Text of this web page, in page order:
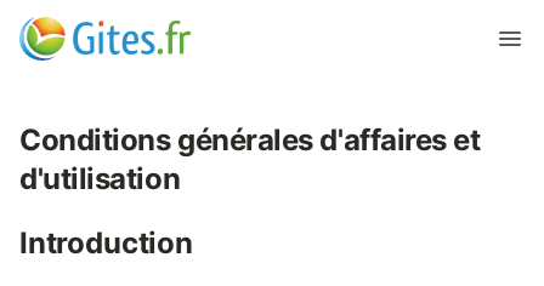
Conditions générales d'affaires et
d'utilisation
Introduction